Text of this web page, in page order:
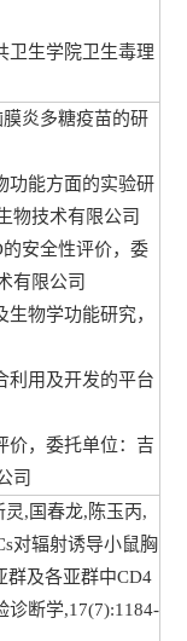
卫生学院卫生毒理
炎多糖疫苗的研
功能方面的实验研
物技术有限公司
安全性评价，委
有限公司
物学功能研究，
利用及开发的平台
价，委托单位：吉
司
,国春龙,陈玉丙,
对辐射诱导小鼠胸
群及各亚群中CD4
诊断学,17(7):1184-